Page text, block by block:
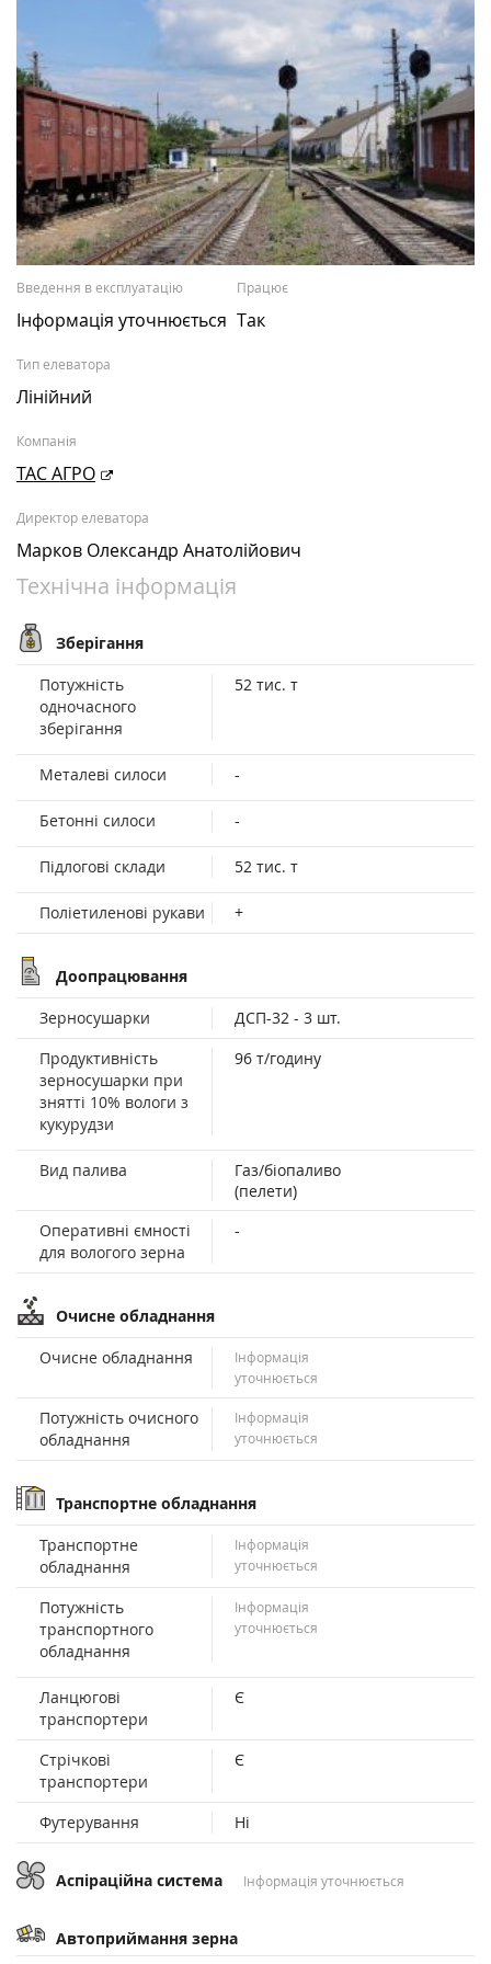
Введення в експлуатацію
Інформація уточнюється
Працює
Так
Тип елеватора
Лінійний
Компанія
ТАС АГРО
Директор елеватора
Марков Олександр Анатолійович
Технічна інформація
Зберігання
Потужність
одночасного
зберігання
52 тис. т
Металеві силоси -
Бетонні силоси -
Підлогові склади 52 тис. т
Поліетиленові рукави +
Доопрацювання
Зерносушарки
ДСП-32 - 3 шт.
Продуктивність
зерносушарки при
знятті 10% вологи з
кукурудзи
96 т/годину
Вид палива
Газ/біопаливо
(пелети)
Оперативні ємності
для вологого зерна
-
Очисне обладнання
Очисне обладнання
Інформація
уточнюється
Потужність очисного
обладнання
Інформація
уточнюється
Транспортне обладнання
Транспортне
обладнання
Інформація
уточнюється
Потужність
транспортного
обладнання
Інформація
уточнюється
Ланцюгові
транспортери
Є
Стрічкові
транспортери
Є
Футерування Ні
Аспіраційна система Інформація уточнюється
Автоприймання зерна